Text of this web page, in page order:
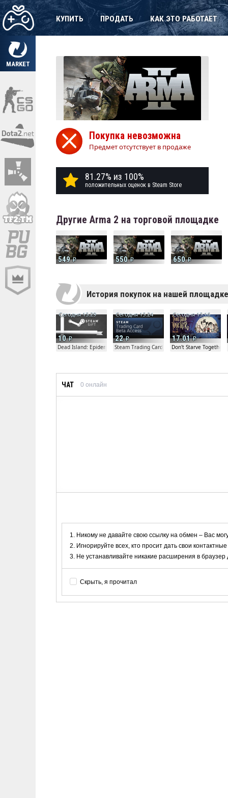
MARKET
КУПИТЬ ПРОДАТЬ КАК ЭТО РАБОТАЕТ
Покупка невозможна
Предмет отсутствует в продаже
81.27% из 100%
положительных оценок в Steam Store
Другие Arma 2 на торговой площадке
549 550 650
История покупок на нашей площадке
10
Сегодня 15:29
Dead Island: Epidemic Beta Gift
22
Сегодня 15:24
Steam Trading Card Beta
17.01
Сегодня 15:16
Don't Starve Together
ЧАТ 0 онлайн
Никому не давайте свою ссылку на обмен – Вас
Игнорируйте всех, кто просит дать свои
Не устанавливайте никакие расширения в
Скрыть, я прочитал